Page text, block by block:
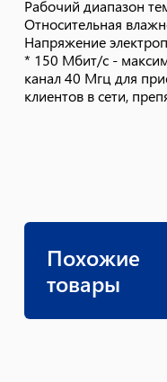
Рабочий диапазон
Относительная
Напряжение
* 150 Мбит/с -
канал 40 Мгц для
клиентов в сети,
Похожие
товары